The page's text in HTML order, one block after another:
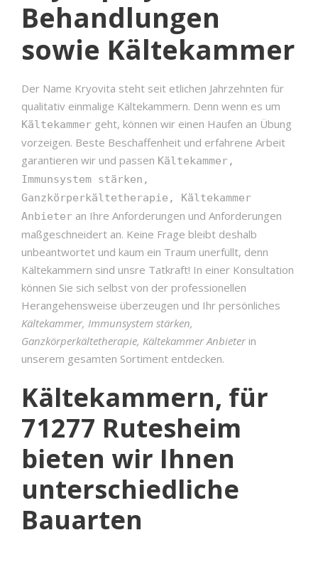
Behandlungen
sowie Kältekammer
Der Name Kryovita steht seit etlichen Jahrzehnten für
qualitativ einmalige Kältekammern. Denn wenn es um
Kältekammer geht, können wir einen Haufen an Übung
vorzeigen. Beste Beschaffenheit und erfahrene Arbeit
garantieren wir und passen Kältekammer,
Immunsystem stärken,
Ganzkörperkältetherapie, Kältekammer
Anbieter an Ihre Anforderungen und Anforderungen
maßgeschneidert an. Keine Frage bleibt deshalb
unbeantwortet und kaum ein Traum unerfüllt, denn
Kältekammern sind unsre Tatkraft! In einer Konsultation
können Sie sich selbst von der professionellen
Herangehensweise überzeugen und Ihr persönliches
Kältekammer, Immunsystem stärken,
Ganzkörperkältetherapie, Kältekammer Anbieterin
unserem gesamten Sortiment entdecken.
Kältekammern, für
71277 Rutesheim
bieten wir Ihnen
unterschiedliche
Bauarten